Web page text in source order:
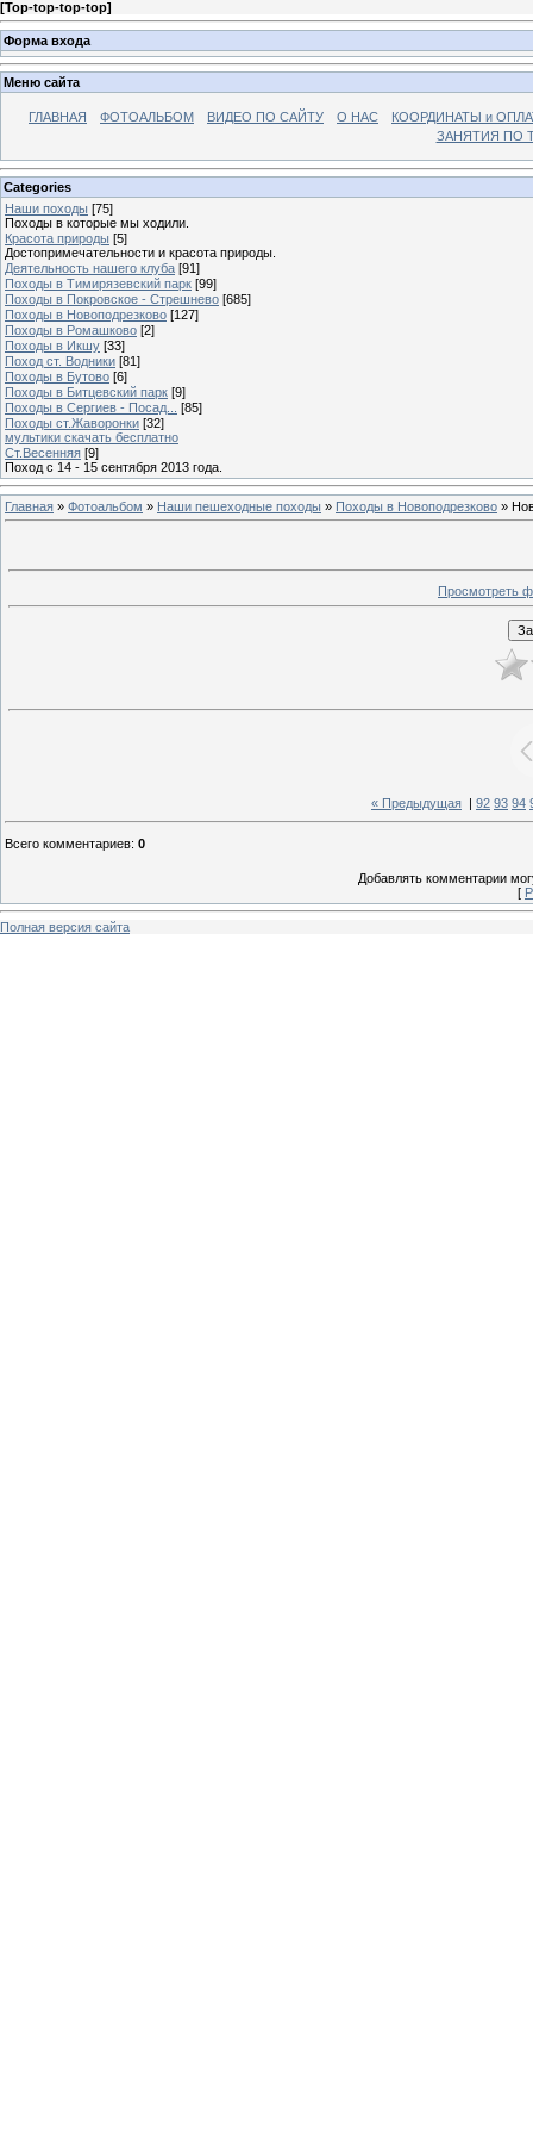
[Top-top-top-top]
Форма входа
Меню сайта
ГЛАВНАЯ ФОТОАЛЬБОМ ВИДЕО ПО САЙТУ О НАС
КООРДИНАТЫ и
ЗАНЯТИЯ ПО
Categories
Наши походы [75]
Походы в которые мы ходили.
Красота природы [5]
Достопримечательности и красота природы.
Деятельность нашего клуба [91]
Походы в Тимирязевский парк [99]
Походы в Покровское - Стрешнево [685]
Походы в Новоподрезково [127]
Походы в Ромашково [2]
Походы в Икшу [33]
Поход ст. Водники [81]
Походы в Бутово [6]
Походы в Битцевский парк [9]
Походы в Сергиев - Посад...
[85]
Походы ст.Жаворонки [32]
мультики скачать бесплатно
Ст.Весенняя [9]
Поход с 14 - 15 сентября 2013 года.
Главная » Фотоальбом » Наши пешеходные походы » Походы в Новоподрезково »
Просмотреть
« Предыдущая 92 93 94
Всего комментариев: 0
Добавлять комментарии
[
Полная версия сайта